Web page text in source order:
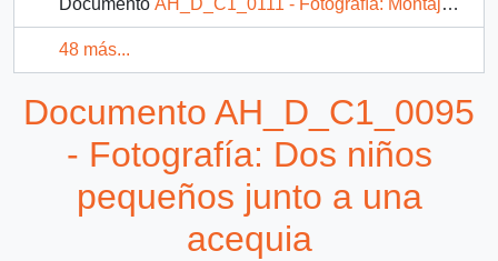
Documento AH_D_C1_0111 - Fotografía: Montaje fotográfico de un niño gateando y uno caminando
48 más...
Documento AH_D_C1_0095
- Fotografía: Dos niños
pequeños junto a una
acequia